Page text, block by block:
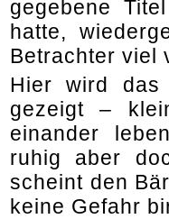
gegebene
hatte,
Betrachter viel
Hier wird das
gezeigt –
einander
ruhig aber
scheint den
keine Gefahr